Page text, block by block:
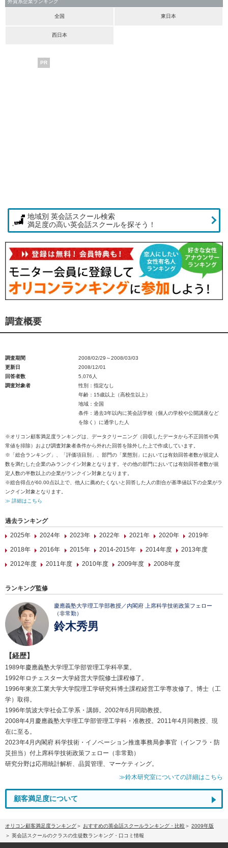
外資系企業ランキング
全国 東日本
西日本
PR
地域別 英会話スクール検索
満足度の高い英会話スクールを探そう！
調査概要
調査期間
2008/02/29～2008/03/03
更新日
2008/12/01
回答者数
5,076人
調査対象者
性別：指定なし
年齢：15歳以上（高校生以上）
地域：全国
条件：過去3年以内に英会話学校（個人の学校や公開講座など
を除く）に通学した人
※オリコン顧客満足度ランキングは、データクリーニング（回収したデータから不正回答や異
常値を排除）および調査対象者条件から外れた回答を除外した上で作成しています。
※「総合ランキング」、「評価項目別」、部門の「業態別」においては有効回答者数が規定人
数を満たした企業のみランクイン対象となります。その他の部門においては有効回答者数が規
定人数の半数以上の企業がランクイン対象となります。
※総合得点が60.00点以上で、他人に薦めたくないと回答した人の割合が基準値以下の企業がラ
ンクイン対象となります。
≫ 詳細はこちら
過去ランキング
2025年
2024年 2023年 2022年 2021年 2020年
2019年
2018年
2016年 2015年 2014-2015年 2014年度
2013年度
2012年度
2011年度 2010年度 2009年度 2008年度
ランキング監修
慶應義塾大学理工学部教授／内閣府 上席科学技術政策フェロー
（非常勤）
鈴木秀男
【経歴】
1989年慶應義塾大学理工学部管理工学科卒業。
1992年ロチェスター大学経営大学院修士課程修了。
1996年東京工業大学大学院理工学研究科博士課程経営工学専攻修了。博士（工
学）取得。
1996年筑波大学社会工学系・講師。2002年6月同助教授。
2008年4月慶應義塾大学理工学部管理工学科・准教授。2011年4月同教授、現
在に至る。
2023年4月内閣府 科学技術・イノベーション推進事務局参事官（インフラ・防
災担当）付上席科学技術政策フェロー（非常勤）
研究分野は応用統計解析、品質管理、マーケティング。
≫鈴木研究室についての詳細はこちら
顧客満足度について
オリコン顧客満足度ランキング おすすめの英会話スクールランキング・比較
2009年版
英会話スクールのクラスの生徒数ランキング・口コミ情報